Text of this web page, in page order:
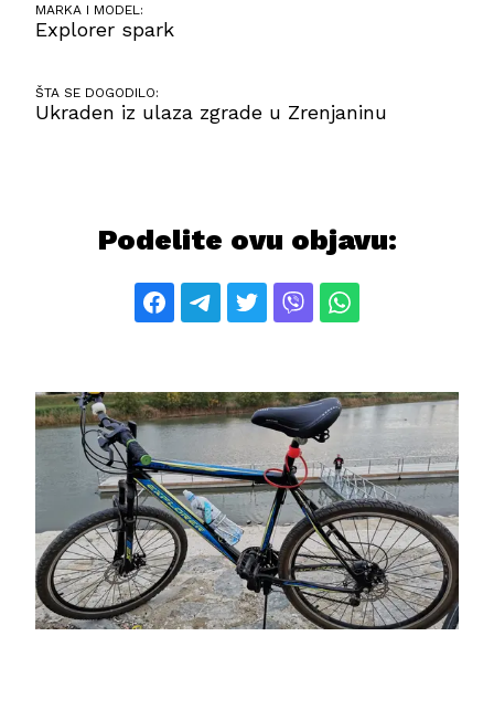
MARKA I MODEL:
Explorer spark
ŠTA SE DOGODILO:
Ukraden iz ulaza zgrade u Zrenjaninu
Podelite ovu objavu: